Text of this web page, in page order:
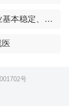
人社部：2023年高校毕业生等青年就业基本稳定、持续好转
号